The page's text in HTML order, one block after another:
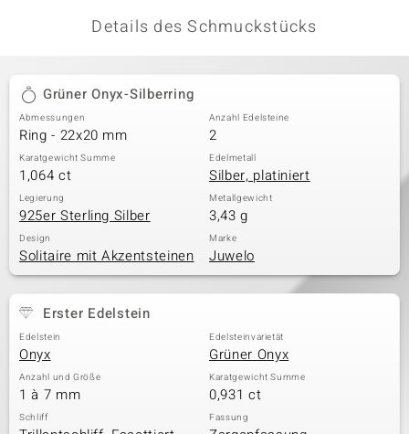
Classics
Details des Schmuckstücks
Grüner Onyx-Silberring
Abmessungen
Ring - 22x20 mm
Anzahl Edelsteine
2
Karatgewicht Summe
1,064 ct
Edelmetall
Silber, platiniert
Legierung
925er Sterling Silber
Metallgewicht
3,43 g
Design
Solitaire mit Akzentsteinen
Marke
Juwelo
Erster Edelstein
Edelstein
Onyx
Edelsteinvarietät
Grüner Onyx
Anzahl und Größe
1 à 7 mm
Karatgewicht Summe
0,931 ct
Schliff Fassung